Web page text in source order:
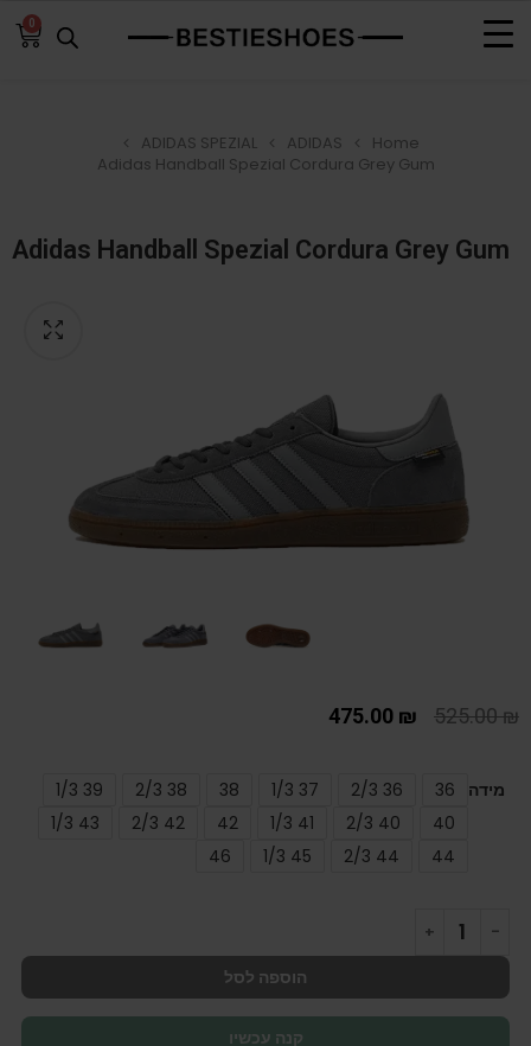
0
Home
ADIDAS
ADIDAS SPEZIAL
Adidas Handball Spezial Cordura Grey Gum
Adidas Handball Spezial Cordura Grey Gum
525.00₪
475.00 ₪
מידה 36
36 2/3
37 1/3
38
38 2/3
39 1/3
40
40 2/3
41 1/3
42
42 2/3
43 1/3
44
44 2/3
45 1/3
46
הוספה לסל
קנה עכשיו